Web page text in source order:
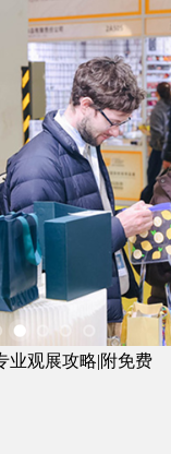
业观展攻略|附免费